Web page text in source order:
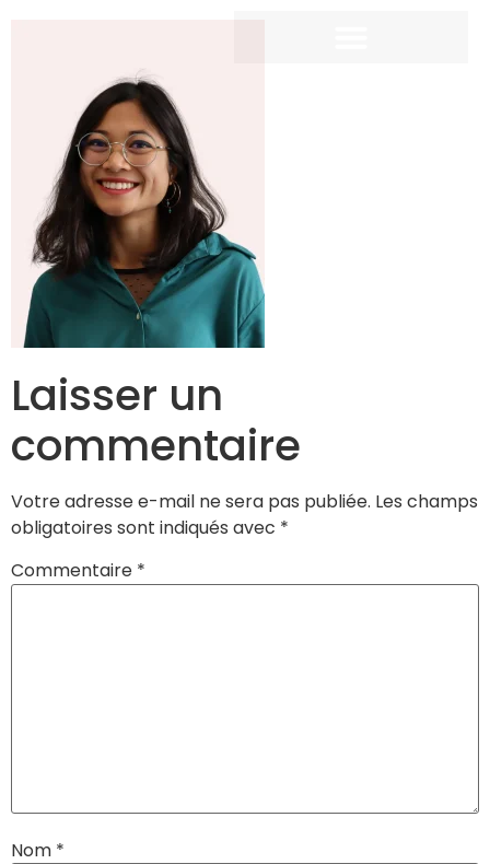
Laisser un
commentaire
Votre adresse e-mail ne sera pas publiée. Les champs
obligatoires sont indiqués avec *
Commentaire *
Nom *